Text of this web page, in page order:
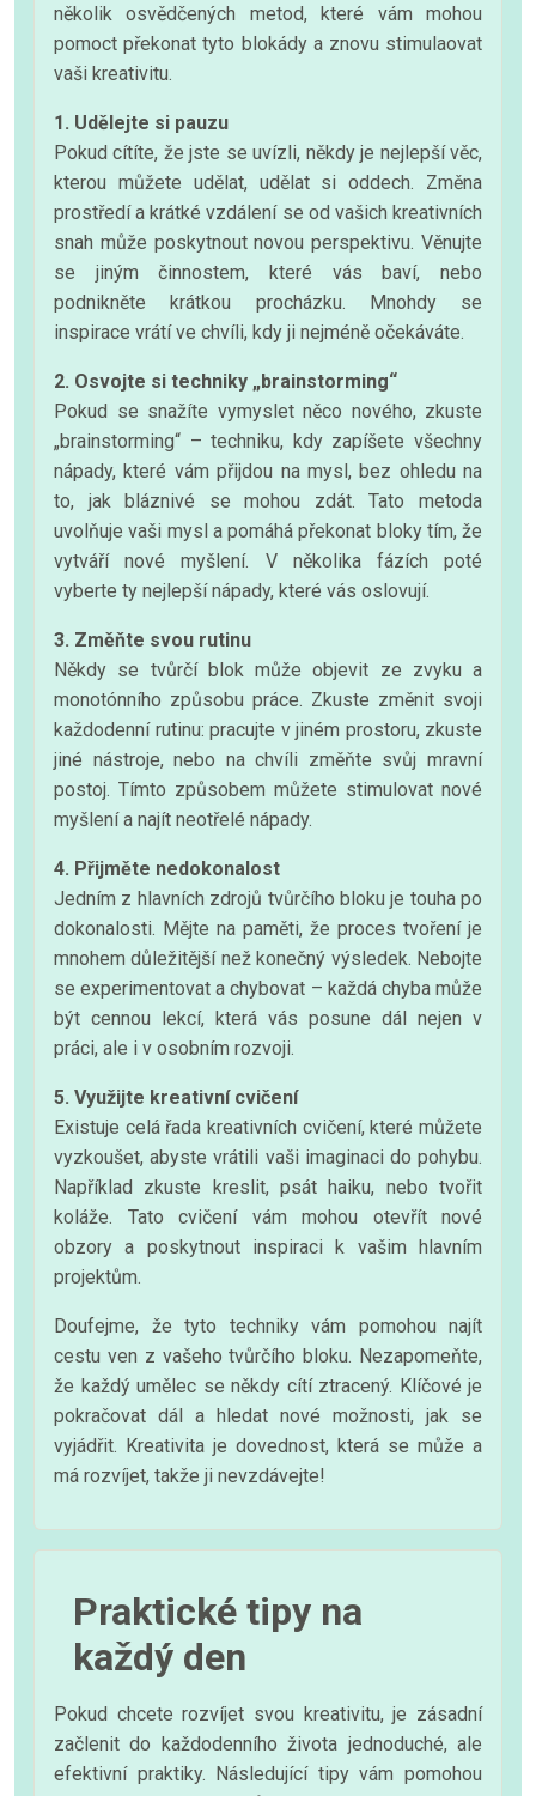
několik osvědčených metod, které vám mohou
pomoct překonat tyto blokády a znovu stimulaovat
vaši kreativitu.
1. Udělejte si pauzu
Pokud cítíte, že jste se uvízli, někdy je nejlepší věc,
kterou můžete udělat, udělat si oddech. Změna
prostředí a krátké vzdálení se od vašich kreativních
snah může poskytnout novou perspektivu. Věnujte
se jiným činnostem, které vás baví, nebo
podnikněte krátkou procházku. Mnohdy se
inspirace vrátí ve chvíli, kdy ji nejméně očekáváte.
2. Osvojte si techniky „brainstorming“
Pokud se snažíte vymyslet něco nového, zkuste
„brainstorming“ – techniku, kdy zapíšete všechny
nápady, které vám přijdou na mysl, bez ohledu na
to, jak bláznivé se mohou zdát. Tato metoda
uvolňuje vaši mysl a pomáhá překonat bloky tím, že
vytváří nové myšlení. V několika fázích poté
vyberte ty nejlepší nápady, které vás oslovují.
3. Změňte svou rutinu
Někdy se tvůrčí blok může objevit ze zvyku a
monotónního způsobu práce. Zkuste změnit svoji
každodenní rutinu: pracujte v jiném prostoru, zkuste
jiné nástroje, nebo na chvíli změňte svůj mravní
postoj. Tímto způsobem můžete stimulovat nové
myšlení a najít neotřelé nápady.
4. Přijměte nedokonalost
Jedním z hlavních zdrojů tvůrčího bloku je touha po
dokonalosti. Mějte na paměti, že proces tvoření je
mnohem důležitější než konečný výsledek. Nebojte
se experimentovat a chybovat – každá chyba může
být cennou lekcí, která vás posune dál nejen v
práci, ale i v osobním rozvoji.
5. Využijte kreativní cvičení
Existuje celá řada kreativních cvičení, které můžete
vyzkoušet, abyste vrátili vaši imaginaci do pohybu.
Například zkuste kreslit, psát haiku, nebo tvořit
koláže. Tato cvičení vám mohou otevřít nové
obzory a poskytnout inspiraci k vašim hlavním
projektům.
Doufejme, že tyto techniky vám pomohou najít
cestu ven z vašeho tvůrčího bloku. Nezapomeňte,
že každý umělec se někdy cítí ztracený. Klíčové je
pokračovat dál a hledat nové možnosti, jak se
vyjádřit. Kreativita je dovednost, která se může a
má rozvíjet, takže ji nevzdávejte!
Praktické tipy na
každý den
Pokud chcete rozvíjet svou kreativitu, je zásadní
začlenit do každodenního života jednoduché, ale
efektivní praktiky. Následující tipy vám pomohou